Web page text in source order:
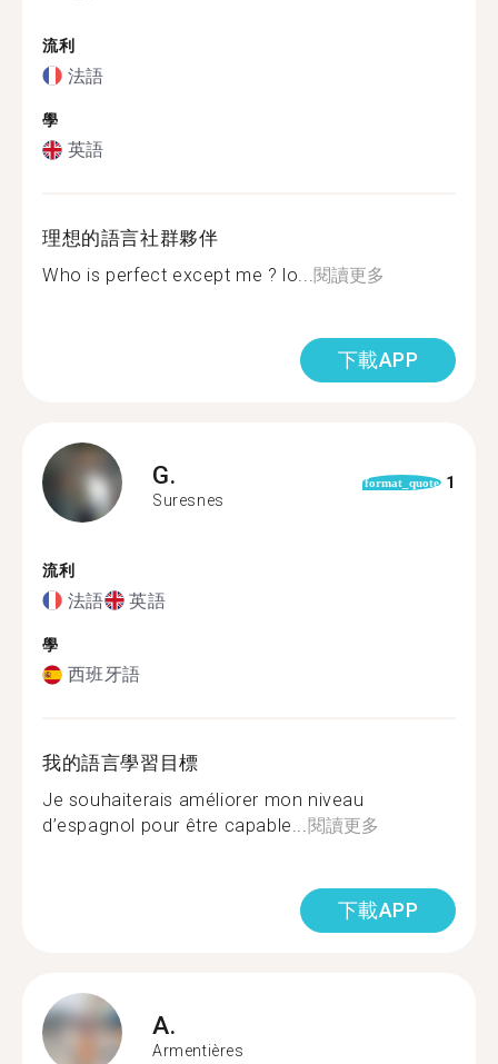
流利
法語
學
英語
理想的語言社群夥伴
Who is perfect except me ? lo...閱讀更多
下載APP
G.
Suresnes
format_quote 1
流利
法語 英語
學
西班牙語
我的語言學習目標
Je souhaiterais améliorer mon niveau
d’espagnol pour être capable...閱讀更多
下載APP
A.
Armentières